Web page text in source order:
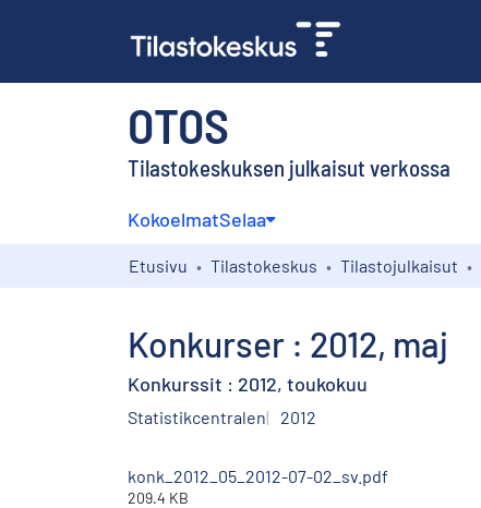
OTOS
Tilastokeskuksen julkaisut verkossa
KokoelmatSelaa
Etusivu Tilastokeskus Tilastojulkaisut
Konkurser : 2012, maj
Konkurssit : 2012, toukokuu
Statistikcentralen 2012
konk_2012_05_2012-07-02_sv.pdf
209.4 KB